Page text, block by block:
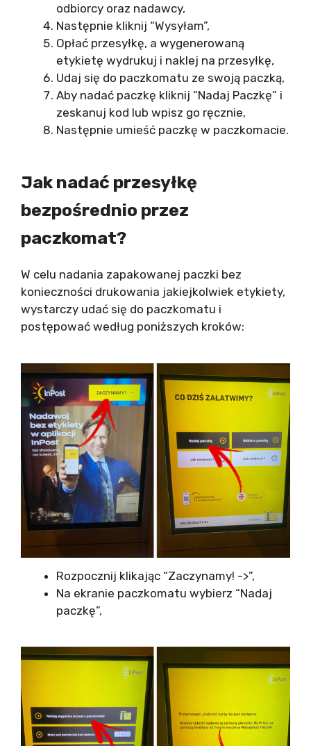
odbiorcy oraz nadawcy,
Następnie kliknij “Wysyłam”,
Opłać przesyłkę, a wygenerowaną
etykietę wydrukuj i naklej na przesyłkę,
Udaj się do paczkomatu ze swoją paczką,
Aby nadać paczkę kliknij “Nadaj Paczkę” i
zeskanuj kod lub wpisz go ręcznie,
Następnie umieść paczkę w paczkomacie.
Jak nadać przesyłkę
bezpośrednio przez
paczkomat?
W celu nadania zapakowanej paczki bez
konieczności drukowania jakiejkolwiek etykiety,
wystarczy udać się do paczkomatu i
postępować według poniższych kroków:
Rozpocznij klikając “Zaczynamy! ->”,
Na ekranie paczkomatu wybierz “Nadaj
paczkę”,